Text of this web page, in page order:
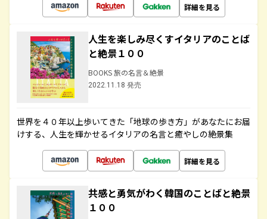
詳細を見る
人生を楽しみ尽くすイタリアのことば
と絶景１００
BOOKS 旅の名言＆絶景
2022.11.18 発売
世界を４０年以上歩いてきた「地球の歩き方」があなたにお届
けする、人生を輝かせるイタリアの名言と癒やしの絶景集
詳細を見る
共感と勇気がわく韓国のことばと絶景
１００